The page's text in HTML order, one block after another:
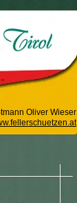
Oliver Wieser